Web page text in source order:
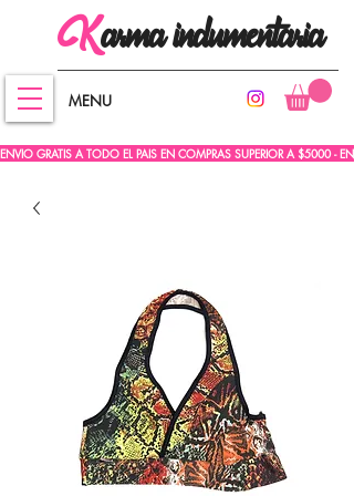
arma
K indumentaria
MENU
ENVIO GRATIS A TODO EL PAIS EN COMPRAS SUPERIOR A $5000 -